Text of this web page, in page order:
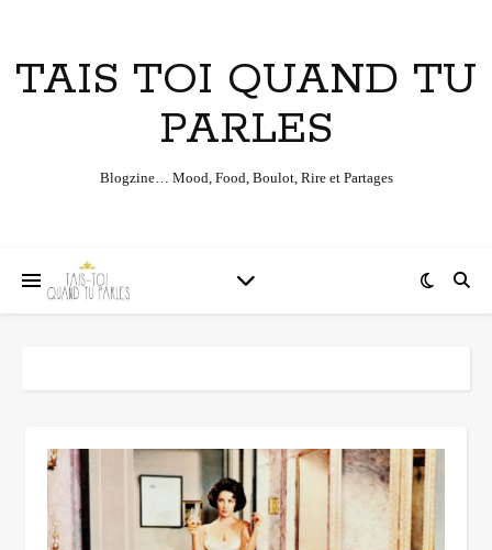
TAIS TOI QUAND TU
PARLES
Blogzine… Mood, Food, Boulot, Rire et Partages